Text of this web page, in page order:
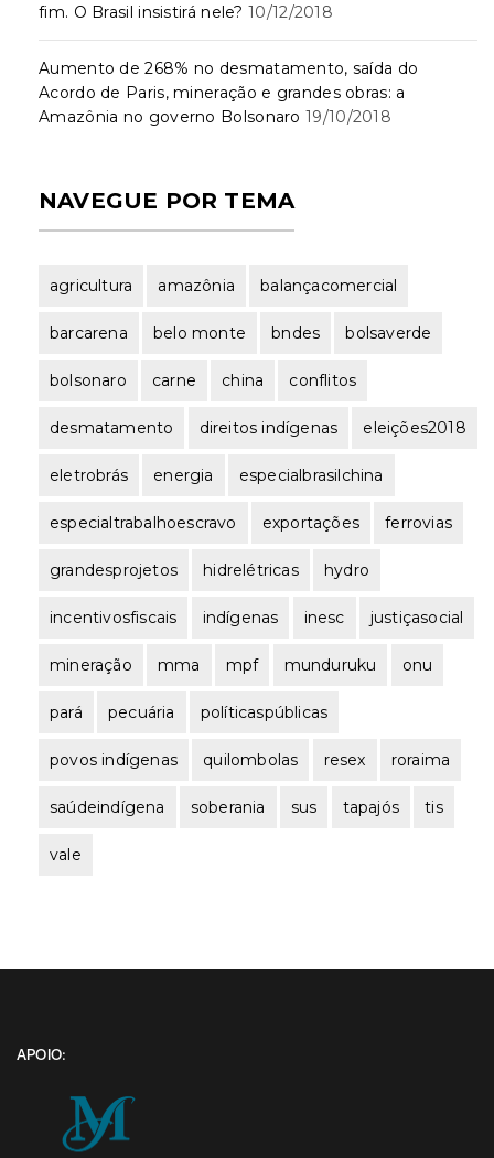
fim. O Brasil insistirá nele? 10/12/2018
Aumento de 268% no desmatamento, saída do
Acordo de Paris, mineração e grandes obras: a
Amazônia no governo Bolsonaro 19/10/2018
NAVEGUE POR TEMA
agricultura amazônia balançacomercial
barcarena belo monte bndes bolsaverde
bolsonaro carne china conflitos
desmatamento direitos indígenas eleições2018
eletrobrás energia especialbrasilchina
especialtrabalhoescravo exportações ferrovias
grandesprojetos hidrelétricas hydro
incentivosfiscais indígenas inesc justiçasocial
mineração mma mpf munduruku onu
pará pecuária políticaspúblicas
povos indígenas quilombolas resex roraima
saúdeindígena soberania sus tapajós tis
vale
APOIO: